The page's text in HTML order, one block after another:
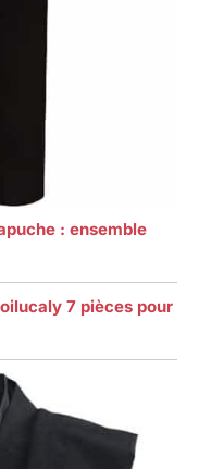
: ensemble
7 pièces pour